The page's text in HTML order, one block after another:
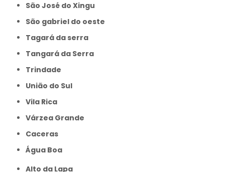
São José do Xingu
São gabriel do oeste
Tagará da serra
Tangará da Serra
Trindade
União do Sul
Vila Rica
Várzea Grande
caceras
Água Boa
Alto da Lapa